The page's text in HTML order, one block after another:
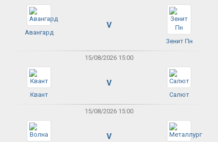
Авангард
V
Зенит Пн
15/08/2026 15:00
Квант
V
Салют
15/08/2026 15:00
V